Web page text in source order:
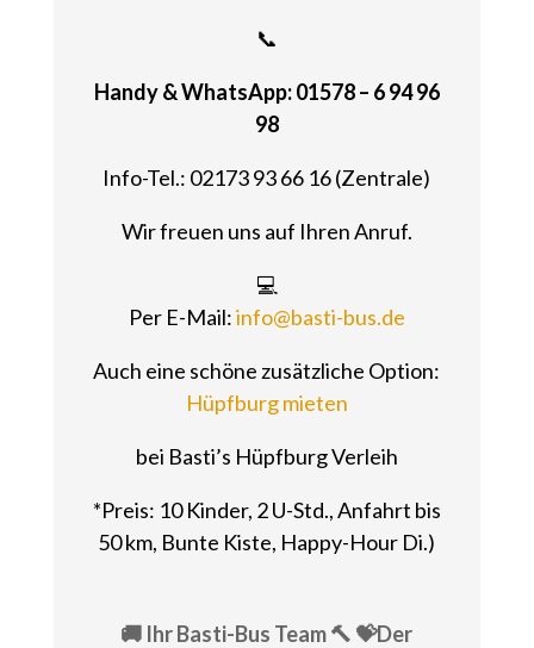
📞
Handy & WhatsApp: 01578 – 6 94 96
98
Info-Tel.: 02173 93 66 16 (Zentrale)
Wir freuen uns auf Ihren Anruf.
💻
Per E-Mail:info@basti-bus.de
Auch eine schöne zusätzliche Option:
Hüpfburg mieten
bei Basti’s Hüpfburg Verleih
*Preis: 10 Kinder, 2 U-Std., Anfahrt bis
50 km, Bunte Kiste, Happy-Hour Di.)
🚚 Ihr Basti-Bus Team 🔨 💝Der